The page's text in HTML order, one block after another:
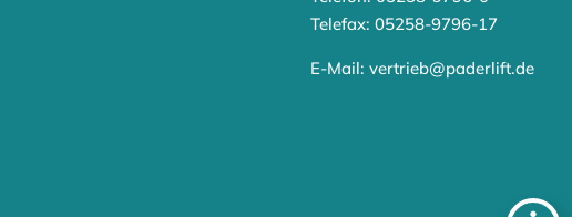
Telefax: 05258-9796-17
E-Mail:vertrieb@paderlift.de